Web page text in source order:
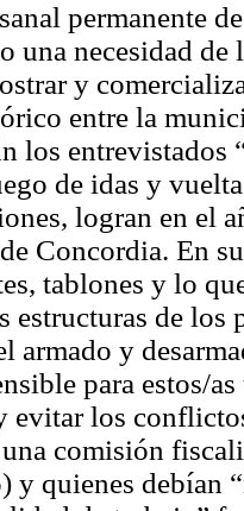
permanente
una necesidad de
y
entre la
los entrevistados
de idas y
logran en el
Concordia. En
tablones y lo
estructuras de los
armado y
para estos/
evitar los
comisión
y quienes debían “